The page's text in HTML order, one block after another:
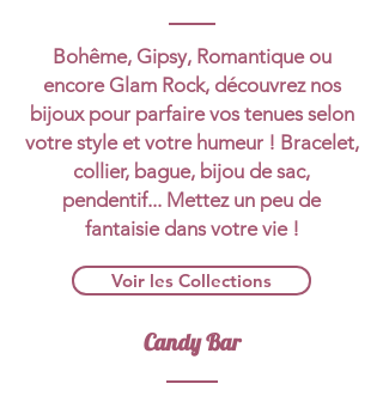
Bohême, Gipsy, Romantique ou
encore Glam Rock, découvrez nos
bijoux pour parfaire vos tenues selon
votre style et votre humeur ! Bracelet,
collier, bague, bijou de sac,
pendentif... Mettez un peu de
fantaisie dans votre vie !
Voir les Collections
Candy Bar